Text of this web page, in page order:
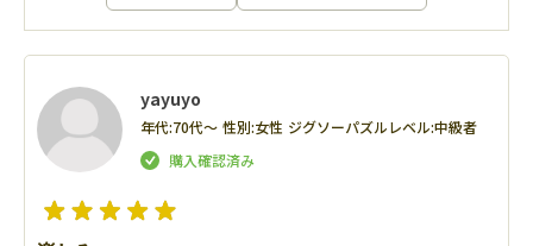
yayuyo
年代:70代～ 性別:女性 ジグソーパズルレベル:中級者